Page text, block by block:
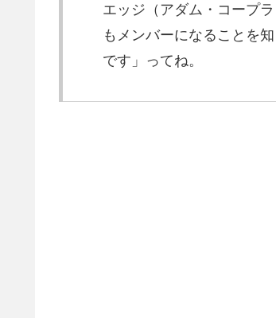
エッジ（アダム・コープ
もメンバーになることを
です」ってね。